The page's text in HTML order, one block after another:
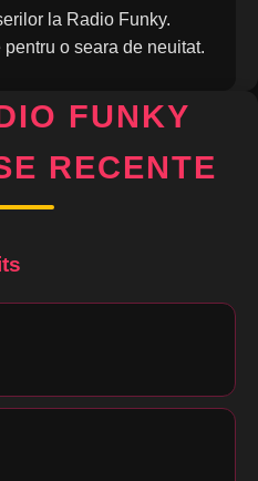
la Radio Funky.
o seara de neuitat.
FUNKY
RECENTE